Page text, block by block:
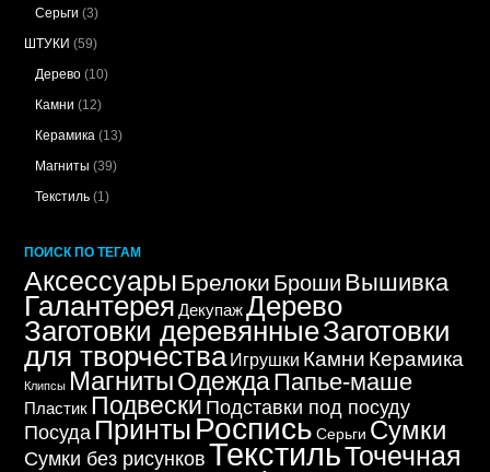
Серьги (3)
ШТУКИ (59)
Дерево (10)
Камни (12)
Керамика (13)
Магниты (39)
Текстиль (1)
ПОИСК ПО ТЕГАМ
Аксессуары Брелоки Броши Вышивка
Галантерея Декупаж Дерево
Заготовки деревянныеЗаготовки
для творчестваИгрушки Камни Керамика
Клипсы Магниты ОдеждаПапье-маше
Пластик Подвески Подставки под посуду
Посуда Принты Роспись Серьги Сумки
Сумки без рисунков ТекстильТочечная